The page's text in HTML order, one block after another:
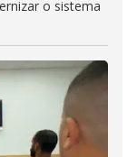
o sistema